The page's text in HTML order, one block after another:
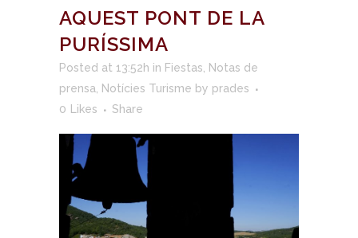
AQUEST PONT DE LA
PURÍSSIMA
Posted at 13:52h in Fiestas
Notas de
prensa
Notícies Turisme by prades
0
Likes Share